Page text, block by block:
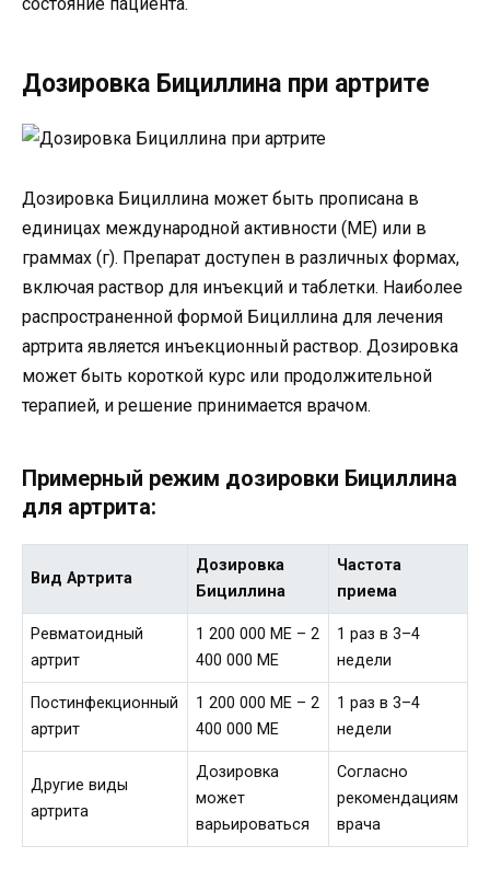
состояние пациента.
Дозировка Бициллина при артрите
Дозировка Бициллина может быть прописана в
единицах международной активности (МЕ) или в
граммах (г). Препарат доступен в различных формах,
включая раствор для инъекций и таблетки. Наиболее
распространенной формой Бициллина для лечения
артрита является инъекционный раствор. Дозировка
может быть короткой курс или продолжительной
терапией, и решение принимается врачом.
Примерный режим дозировки Бициллина
для артрита:
Вид Артрита
Дозировка
Бициллина
Частота
приема
Ревматоидный
артрит
1 200 000 МЕ – 2
400 000 МЕ
1 раз в 3–4
недели
Постинфекционный
артрит
1 200 000 МЕ – 2
400 000 МЕ
1 раз в 3–4
недели
Другие виды
артрита
Дозировка
может
варьироваться
Согласно
рекомендациям
врача